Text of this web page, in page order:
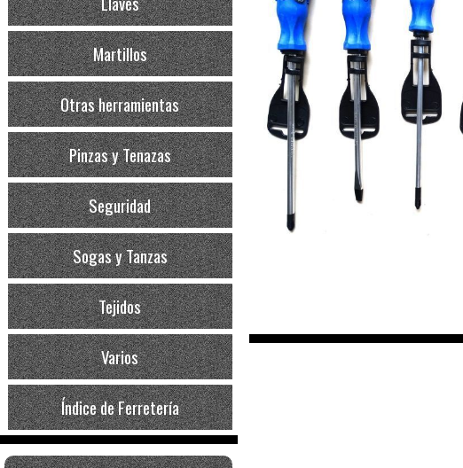
Martillos
Otras herramientas
Pinzas y Tenazas
Seguridad
Sogas y Tanzas
Tejidos
Varios
Índice de Ferretería